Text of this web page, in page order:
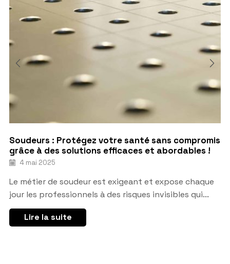
Soudeurs : Protégez votre santé sans compromis
grâce à des solutions efficaces et abordables !
4 mai 2025
Le métier de soudeur est exigeant et expose chaque
jour les professionnels à des risques invisibles qui...
Lire la suite